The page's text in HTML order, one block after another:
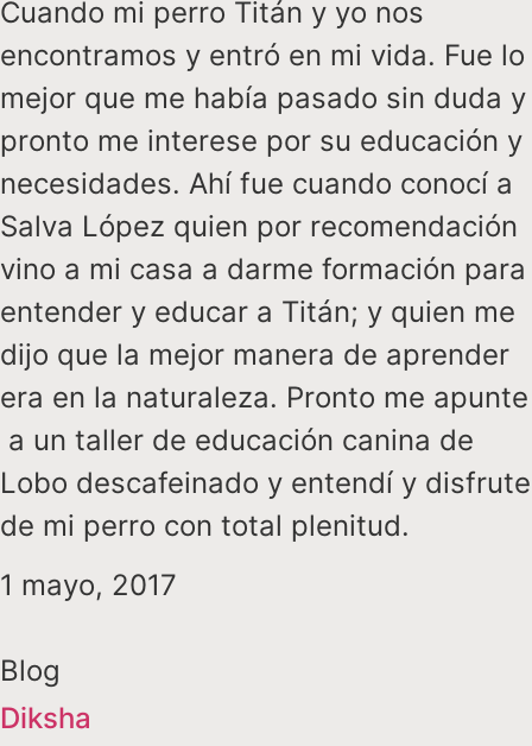
Cuando mi perro Titán y yo nos
encontramos y entró en mi vida. Fue lo
mejor que me había pasado sin duda y
pronto me interese por su educación y
necesidades. Ahí fue cuando conocí a
Salva López quien por recomendación
vino a mi casa a darme formación para
entender y educar a Titán; y quien me
dijo que la mejor manera de aprender
era en la naturaleza. Pronto me apunte
a un taller de educación canina de
Lobo descafeinado y entendí y disfrute
de mi perro con total plenitud.
1 mayo, 2017
Blog
Diksha